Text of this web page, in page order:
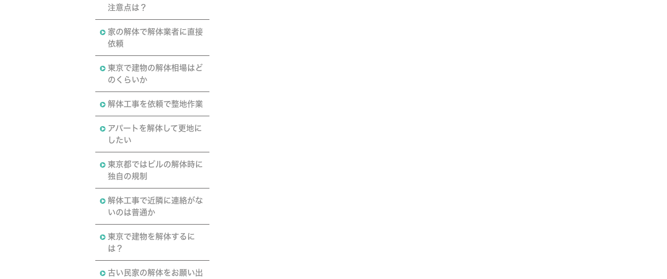
注意点は？
家の解体で解体業者に直接
依頼
東京で建物の解体相場はど
のくらいか
解体工事を依頼で整地作業
アパートを解体して更地に
したい
東京都ではビルの解体時に
独自の規制
解体工事で近隣に連絡がな
いのは普通か
東京で建物を解体するに
は？
古い民家の解体をお願い出